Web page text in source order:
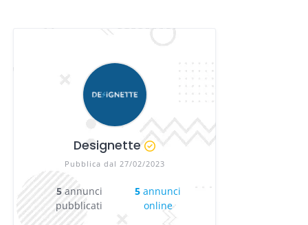
Designette
Pubblica dal 27/02/2023
5annunci
pubblicati
5 annunci
online